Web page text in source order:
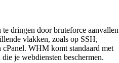
dringen door bruteforce aanvallen
vlakken, zoals op SSH,
WHM komt standaard met
je webdiensten beschermen.